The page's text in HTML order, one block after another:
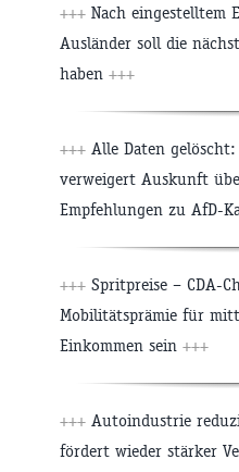
+++ Nach eingestelltem
Ausländer soll die
haben +++
+++ Alle Daten
verweigert Auskunft
Empfehlungen zu AfD-
+++ Spritpreise – CDA-
Mobilitätsprämie für
Einkommen sein +++
+++ Autoindustrie
fördert wieder stärker